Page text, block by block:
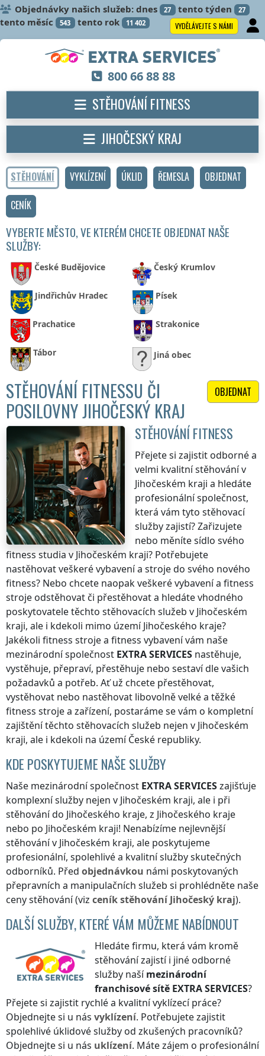
Objednávky našich služeb: dnes 27 tento týden 27
tento měsíc 543 tento rok 11 402 VYDĚLÁVEJTE S NÁMI
STĚHOVÁNÍ VYKLÍZENÍ ÚKLID ŘEMESLA
OBJEDNAT
CENÍK
VYBERTE MĚSTO, VE KTERÉM CHCETE OBJEDNAT NAŠE
SLUŽBY:
České Budějovice Český Krumlov
Jindřichův Hradec Písek
Prachatice Strakonice
Tábor Jiná obec
OBJEDNAT
STĚHOVÁNÍ FITNESSU ČI
POSILOVNY JIHOČESKÝ KRAJ
STĚHOVÁNÍ FITNESS
Přejete si zajistit odborné a
velmi kvalitní stěhovánív
Jihočeském kraji a hledáte
profesionální společnost,
která vám tyto stěhovací
služby zajistí? Zařizujete
nebo měníte sídlo svého
fitness studia v Jihočeském kraji? Potřebujete
nastěhovat veškeré vybavení a stroje do svého nového
fitness? Nebo chcete naopak veškeré vybavení a fitness
stroje odstěhovat či přestěhovat a hledáte vhodného
poskytovatele těchto stěhovacích služeb v Jihočeském
kraji, ale i kdekoli mimo území Jihočeského kraje?
Jakékoli fitness stroje a fitness vybavení vám naše
mezinárodní společnost EXTRA SERVICES nastěhuje,
vystěhuje, přepraví, přestěhuje nebo sestaví dle vašich
požadavků a potřeb. Ať už chcete přestěhovat,
vystěhovat nebo nastěhovat libovolně velké a těžké
fitness stroje a zařízení, postaráme se vám o kompletní
zajištění těchto stěhovacích služeb nejen v Jihočeském
kraji, ale i kdekoli na územíČeské republiky.
KDE POSKYTUJEME NAŠE SLUŽBY
Naše mezinárodní společnost EXTRA SERVICESzajišťuje
komplexní služby nejen v Jihočeském kraji, ale i při
stěhovánído Jihočeského kraje, z Jihočeského kraje
nebo po Jihočeském kraji! Nenabízíme nejlevnější
stěhovánív Jihočeském kraji, ale poskytujeme
profesionální, spolehlivé a kvalitní služby skutečných
odborníků. Před objednávkou námi poskytovaných
přepravních a manipulačních služeb si prohlédněte naše
ceny stěhování (viz ceníkstěhování Jihočeský kraj).
DALŠÍ SLUŽBY, KTERÉ VÁM MŮŽEME NABÍDNOUT
Hledáte firmu, která vám kromě
stěhování zajistí i jiné odborné
služby našímezinárodní
franchisové sítě EXTRA SERVICES?
Přejete si zajistit rychlé a kvalitní vyklízecí práce?
Objednejte si u nás vyklízení. Potřebujete zajistit
spolehlivé úklidové služby od zkušených pracovníků?
Objednejte si u nás uklízení. Máte zájem o profesionální
800 66 88 88
STĚHOVÁNÍ FITNESS
JIHOČESKÝ KRAJ